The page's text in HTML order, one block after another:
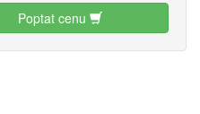
Poptat cenu